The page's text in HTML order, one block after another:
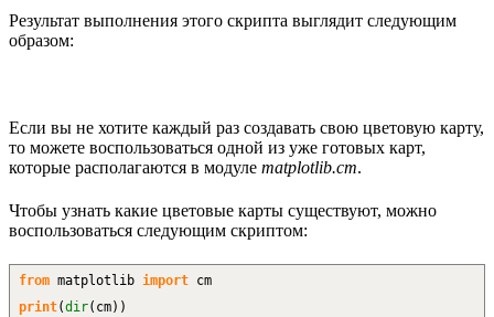
Результат выполнения этого скрипта выглядит следующим
образом:
Если вы не хотите каждый раз создавать свою цветовую карту,
то можете воспользоваться одной из уже готовых карт,
которые располагаются в модуле matplotlib.cm.
Чтобы узнать какие цветовые карты существуют, можно
воспользоваться следующим скриптом:
from matplotlib import cm
print(dir( cm) )